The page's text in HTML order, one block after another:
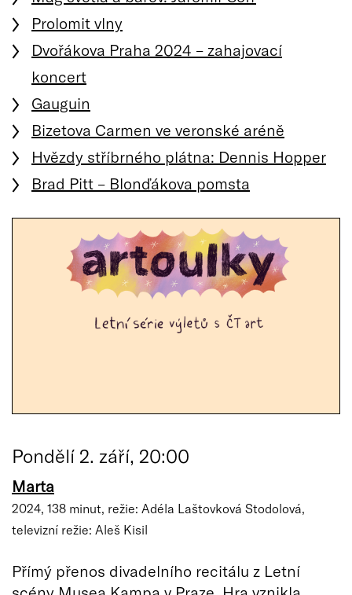
Prolomit vlny
Dvořákova Praha 2024 – zahajovací
koncert
Gauguin
Bizetova Carmen ve veronské aréně
Hvězdy stříbrného plátna: Dennis Hopper
Brad Pitt – Blonďákova pomsta
Pondělí 2. září, 20:00
Marta
2024, 138 minut, režie: Adéla Laštovková Stodolová,
televizní režie: Aleš Kisil
Přímý přenos divadelního recitálu z Letní